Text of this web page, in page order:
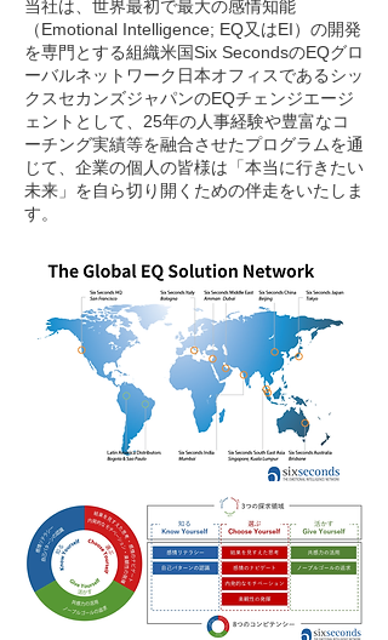
当社は、世界最初で最大の感情知能
（Emotional Intelligence; EQ又はEI）の開発
を専門とする組織米国Six SecondsのEQグロ
ーバルネットワーク日本オフィスであるシッ
クスセカンズジャパンのEQチェンジエージ
ェントとして、25年の人事経験や豊富なコ
ーチング実績等を融合させたプログラムを通
じて、企業の個人の皆様は「本当に行きたい
未来」を自ら切り開くための伴走をいたしま
す。